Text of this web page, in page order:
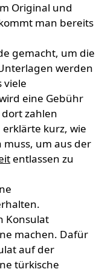
Original und
man bereits
gemacht, um die
werden
viele
eine Gebühr
zahlen
kurz, wie
muss, um aus der
entlassen zu
Konsulat
machen. Dafür
auf der
türkische